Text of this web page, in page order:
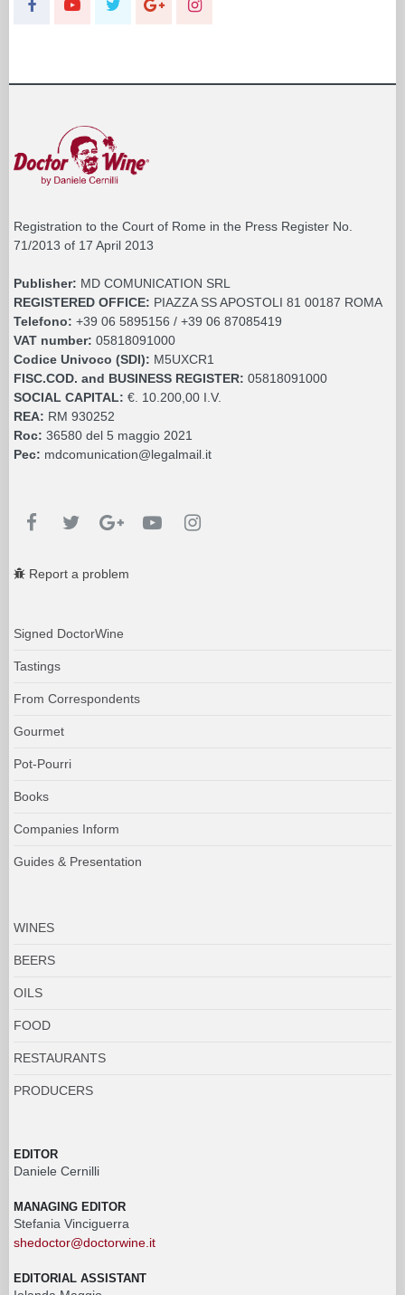
Registration to the Court of Rome in the Press Register No.
71/2013 of 17 April 2013
Publisher: MD COMUNICATION SRL
REGISTERED OFFICE: PIAZZA SS APOSTOLI 81 00187 ROMA
Telefono: +39 06 5895156 / +39 06 87085419
VAT number: 05818091000
Codice Univoco (SDI): M5UXCR1
FISC.COD. and BUSINESS REGISTER: 05818091000
SOCIAL CAPITAL: €. 10.200,00 I.V.
REA: RM 930252
Roc: 36580 del 5 maggio 2021
Pec: mdcomunication@legalmail.it
Report a problem
Signed DoctorWine
Tastings
From Correspondents
Gourmet
Pot-Pourri
Books
Companies Inform
Guides & Presentation
WINES
BEERS
OILS
FOOD
RESTAURANTS
PRODUCERS
EDITOR
Daniele Cernilli
MANAGING EDITOR
Stefania Vinciguerra
shedoctor@doctorwine.it
EDITORIAL ASSISTANT